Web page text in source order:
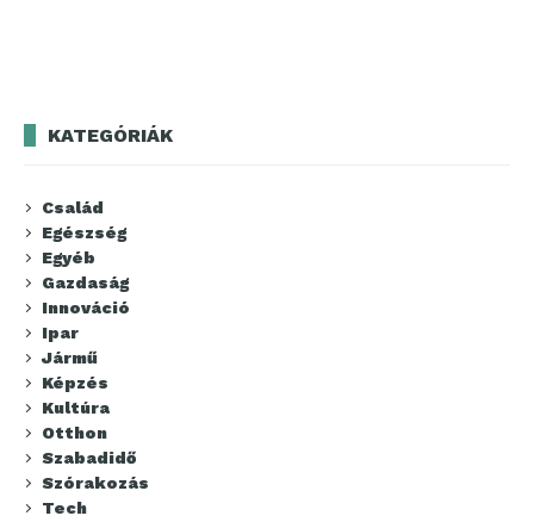
KATEGÓRIÁK
Család
Egészség
Egyéb
Gazdaság
Innováció
Ipar
Jármű
Képzés
Kultúra
Otthon
Szabadidő
Szórakozás
Tech